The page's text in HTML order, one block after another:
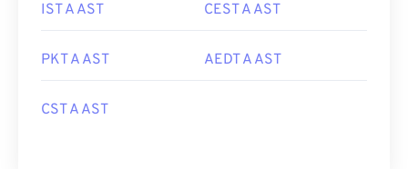
IST A AST CEST A AST
PKT A AST AEDT A AST
CST A AST